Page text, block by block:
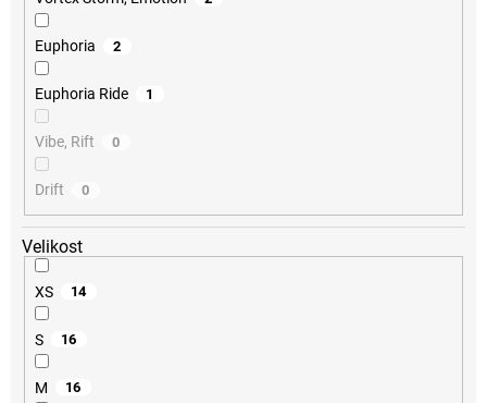
Velikost
XS 14
S 16
M 16
Euphoria 2
Euphoria Ride 1
Vibe, Rift 0
Drift 0